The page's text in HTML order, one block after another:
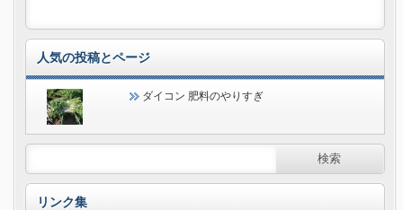
人気の投稿とページ
ダイコン 肥料のやりすぎ
リンク集